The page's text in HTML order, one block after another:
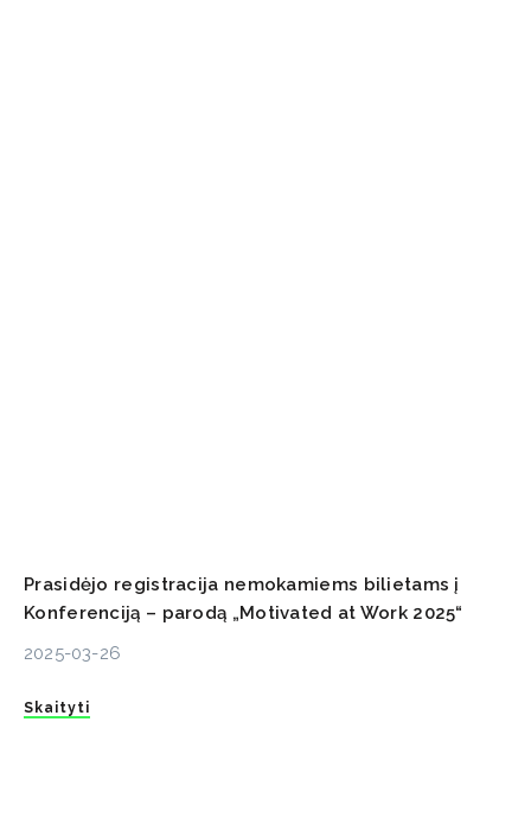
Prasidėjo registracija nemokamiems bilietams į
Konferenciją – parodą „Motivated at Work 2025“
2025-03-26
Skaityti